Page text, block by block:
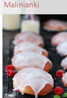
Malinianki